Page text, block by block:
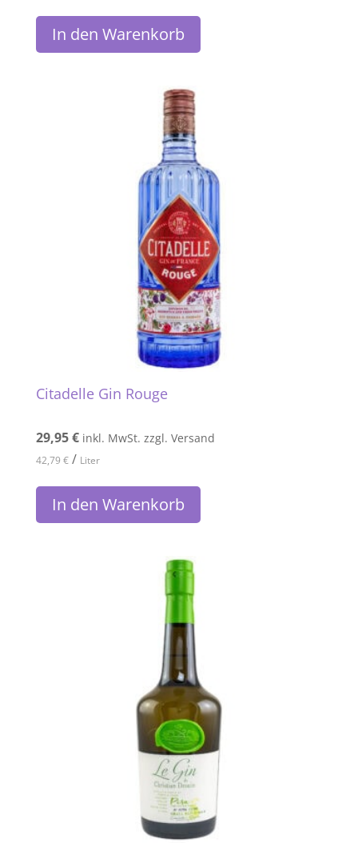
In den Warenkorb
Citadelle Gin Rouge
29,95€ inkl. MwSt. zzgl. Versand
42,79 €/ Liter
In den Warenkorb